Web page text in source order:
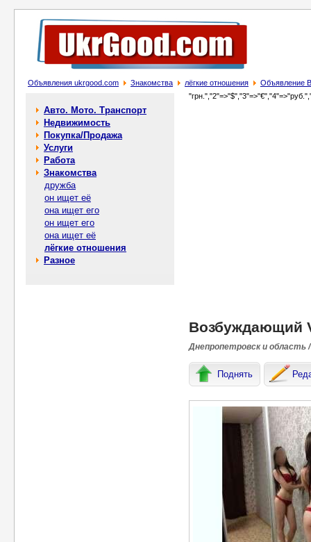
Объявления ukrgood.com Знакомства лёгкие отношения Объявление
Авто. Мото. Транспорт
Недвижимость
Покупка/Продажа
Услуги
Работа
Знакомства
дружба
он ищет её
она ищет его
он ищет его
она ищет её
лёгкие отношения
Разное
Возбуждающий
Днепропетровск и область
Поднять